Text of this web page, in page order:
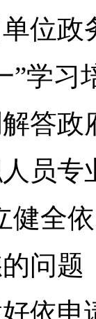
位
”学
解答政
员专
健全
问题
依